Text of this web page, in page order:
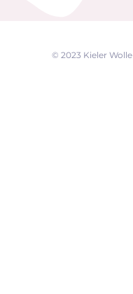
© 2023 Kieler Wolle